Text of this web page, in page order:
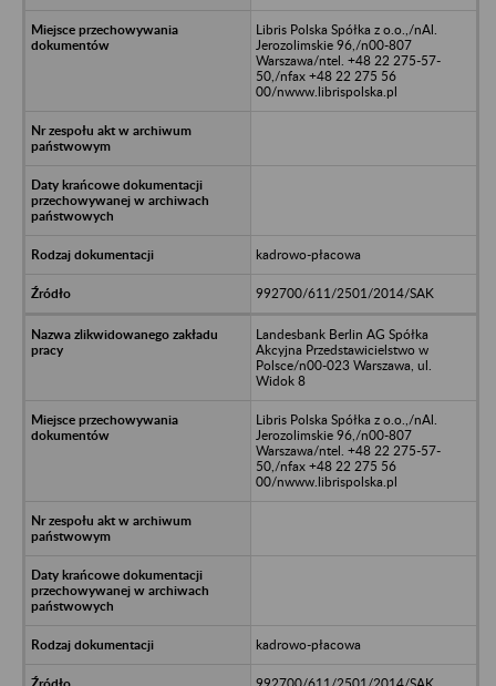
Libris Polska Spółka z o.o.,/nAl.
Jerozolimskie 96,/n00-807
Warszawa/ntel. +48 22 275-57-
50,/nfax +48 22 275 56
00/nwww.librispolska.pl
kadrowo-płacowa
992700/611/2501/2014/SAK
Landesbank Berlin AG Spółka
Akcyjna Przedstawicielstwo w
Polsce/n00-023 Warszawa, ul.
Widok 8
Libris Polska Spółka z o.o.,/nAl.
Jerozolimskie 96,/n00-807
Warszawa/ntel. +48 22 275-57-
50,/nfax +48 22 275 56
00/nwww.librispolska.pl
kadrowo-płacowa